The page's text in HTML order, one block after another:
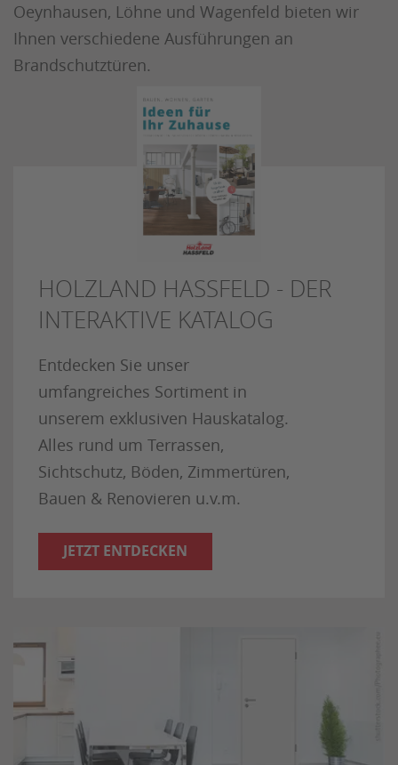
Oeynhausen, Löhne und Wagenfeld bieten wir
Ihnen verschiedene Ausführungen an
Brandschutztüren.
HOLZLAND HASSFELD - DER
INTERAKTIVE KATALOG
Entdecken Sie unser
umfangreiches Sortiment in
unserem exklusiven Hauskatalog.
Alles rund um Terrassen,
Sichtschutz, Böden, Zimmertüren,
Bauen & Renovieren u.v.m.
JETZT ENTDECKEN